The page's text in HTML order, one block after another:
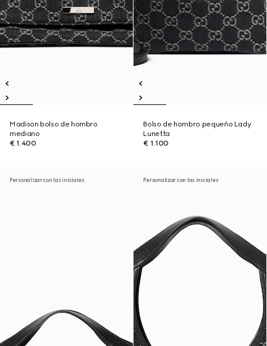
Madison bolso de hombro
mediano
€ 1.400
Bolso de hombro pequeño Lady
Lunetta
€ 1.100
Personalizar con las iniciales Personalizar con las iniciales